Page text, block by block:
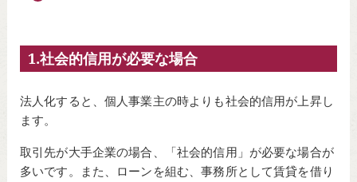
1.社会的信用が必要な場合
法人化すると、個人事業主の時よりも社会的信用が上昇し
ます。
取引先が大手企業の場合、「社会的信用」が必要な場合が
多いです。また、ローンを組む、事務所として賃貸を借り